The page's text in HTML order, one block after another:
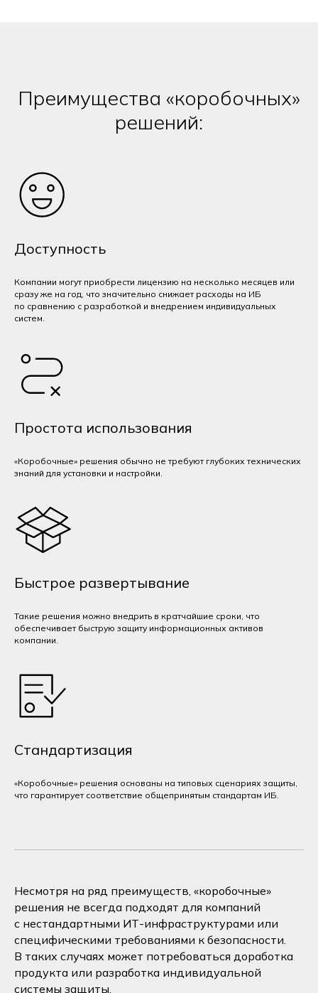
Преимущества «коробочных»
решений:
Доступность
Компании могут приобрести лицензию на несколько месяцев или
сразу же на год, что значительно снижает расходы на ИБ
по сравнению с разработкой и внедрением индивидуальных
систем.
Простота использования
«Коробочные» решения обычно не требуют глубоких технических
знаний для установки и настройки.
Быстрое развертывание
Такие решения можно внедрить в кратчайшие сроки, что
обеспечивает быструю защиту информационных активов
компании.
Стандартизация
«Коробочные» решения основаны на типовых сценариях защиты,
что гарантирует соответствие общепринятым стандартам ИБ.
Несмотря на ряд преимуществ, «коробочные»
решения не всегда подходят для компаний
с нестандартными ИТ-инфраструктурами или
специфическими требованиями к безопасности.
В таких случаях может потребоваться доработка
продукта или разработка индивидуальной
системы защиты.